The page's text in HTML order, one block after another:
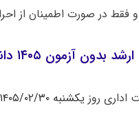
فقط در صورت اطمینان از
۱۴۰۵ دانشگاه اراک
اداری روز یکشنبه ۱۴۰۵/۰۲/۳۰